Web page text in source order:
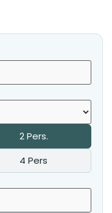
2 Pers.
4 Pers